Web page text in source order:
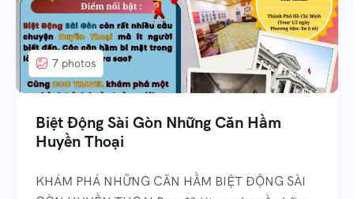
7 photos
Biệt Động Sài Gòn Những Căn Hầm
Huyền Thoại
KHÁM PHÁ NHỮNG CĂN HẦM BIỆT ĐỘNG SÀI